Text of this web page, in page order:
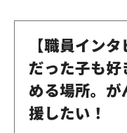
【職員イン
だった子も
める場所。
援したい！